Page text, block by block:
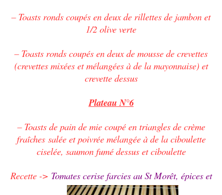
– Toasts ronds coupés en deux de rillettes de jambon et
1/2 olive verte
– Toasts ronds coupés en deux de mousse de crevettes
(crevettes mixées et mélangées à de la mayonnaise) et
crevette dessus
Plateau N°6
– Toasts de pain de mie coupé en triangles de crème
fraîches salée et poivrée mélangée à de la ciboulette
ciselée, saumon fumé dessus et ciboulette
Recette -> Tomates cerise farcies au St Morêt, épices et